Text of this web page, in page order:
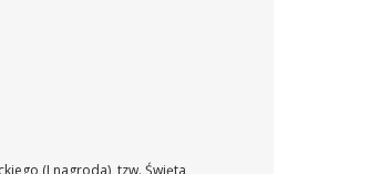
(I nagroda), tzw. Święta